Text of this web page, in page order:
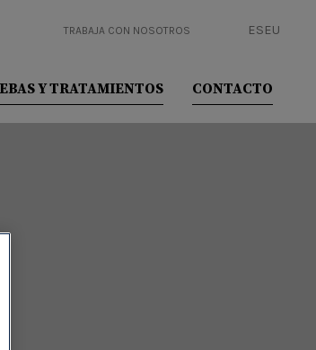
TRABAJA CON NOSOTROS ESEU
Y TRATAMIENTOS CONTACTO